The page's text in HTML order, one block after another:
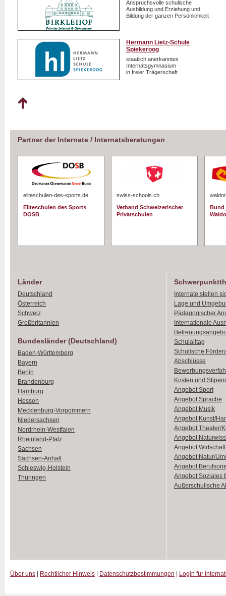
Anspruchsvolle schulische
Ausbildung und Erziehung und
Bildung der ganzen Persönlichkeit
Hermann Lietz-Schule
Spiekeroog
staatlich anerkanntes
Internatsgymnasium
in freier Trägerschaft
Partner der Internate / Internatsberatungen
eliteschulen-des-sports.de
Eliteschulen des Sports
DOSB
swiss-schools.ch
Verband Schweizerischer
Privatschulen
Bund
Länder
Deutschland
Österreich
Schweiz
Großbritannien
Bundesländer (Deutschland)
Baden-Württemberg
Bayern
Berlin
Brandenburg
Hamburg
Hessen
Mecklenburg-Vorpommern
Niedersachsen
Nordrhein-Westfalen
Rheinland-Pfalz
Sachsen
Sachsen-Anhalt
Schleswig-Holstein
Thüringen
Internate stellen
Lage und
Pädagogischer
Internationale
Schulalltag
Schulische
Abschlüsse
Kosten und
Angebot Sport
Angebot Sprache
Angebot Musik
Angebot Kunst/
Angebot Theater/
Angebot
Angebot Wirtschaft
Angebot Natur/
Angebot
Angebot Soziales
Außerschulische
Über uns Rechtlicher Hinweis Datenschutzbestimmungen Login für